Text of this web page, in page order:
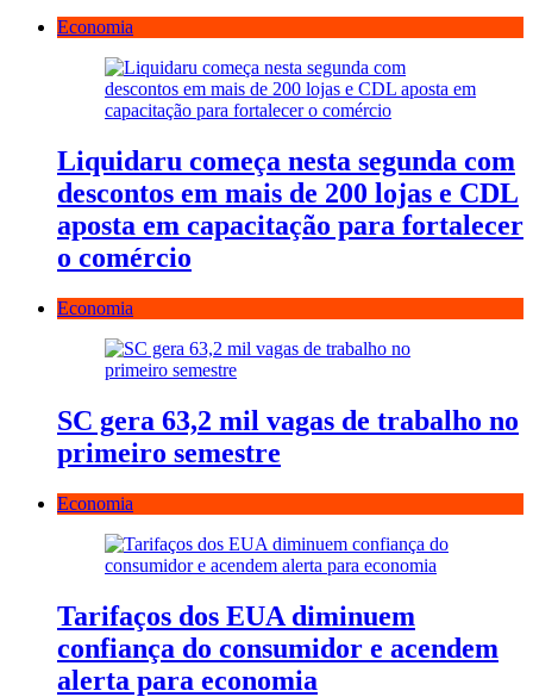
Economia
Liquidaru começa nesta segunda com
descontos em mais de 200 lojas e CDL
aposta em capacitação para fortalecer
o comércio
Economia
SC gera 63,2 mil vagas de trabalho no
primeiro semestre
Economia
Tarifaços dos EUA diminuem
confiança do consumidor e acendem
alerta para economia